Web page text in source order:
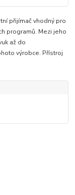
přijímač vhodný pro
programů. Mezi jeho
až do
výrobce. Přístroj